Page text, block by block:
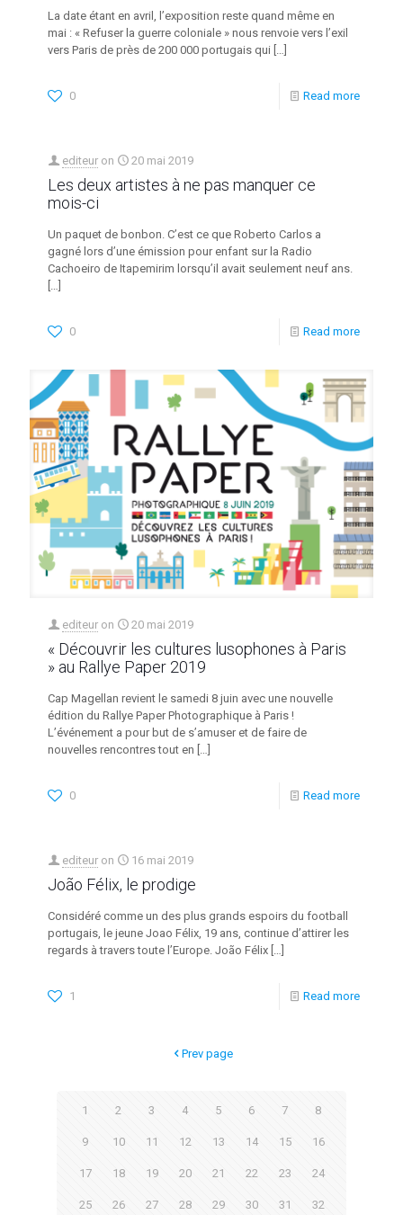
La date étant en avril, l’exposition reste quand même en
mai : « Refuser la guerre coloniale » nous renvoie vers l’exil
vers Paris de près de 200 000 portugais qui […]
0 Read more
editeur on 20 mai 2019
Les deux artistes à ne pas manquer ce
mois-ci
Un paquet de bonbon. C’est ce que Roberto Carlos a
gagné lors d’une émission pour enfant sur la Radio
Cachoeiro de Itapemirim lorsqu’il avait seulement neuf ans.
[…]
0 Read more
editeur on 20 mai 2019
« Découvrir les cultures lusophones à Paris
» au Rallye Paper 2019
Cap Magellan revient le samedi 8 juin avec une nouvelle
édition du Rallye Paper Photographique à Paris !
L’événement a pour but de s’amuser et de faire de
nouvelles rencontres tout en […]
0 Read more
editeur on 16 mai 2019
João Félix, le prodige
Considéré comme un des plus grands espoirs du football
portugais, le jeune Joao Félix, 19 ans, continue d’attirer les
regards à travers toute l’Europe. João Félix […]
1 Read more
Prev page
1 2 3 4 5 6 7 8
9 10 11 12 13 14 15 16
17 18 19 20 21 22 23 24
25 26 27 28 29 30 31 32